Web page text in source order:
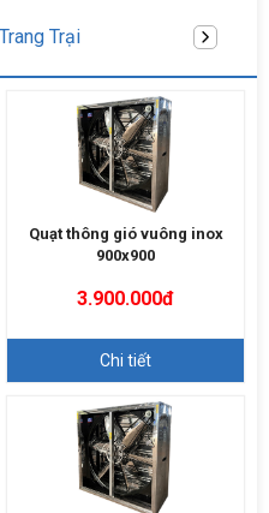
vuông FT
Quạt thông gió vuông inox
900x900
3.900.000đ
Chi tiết